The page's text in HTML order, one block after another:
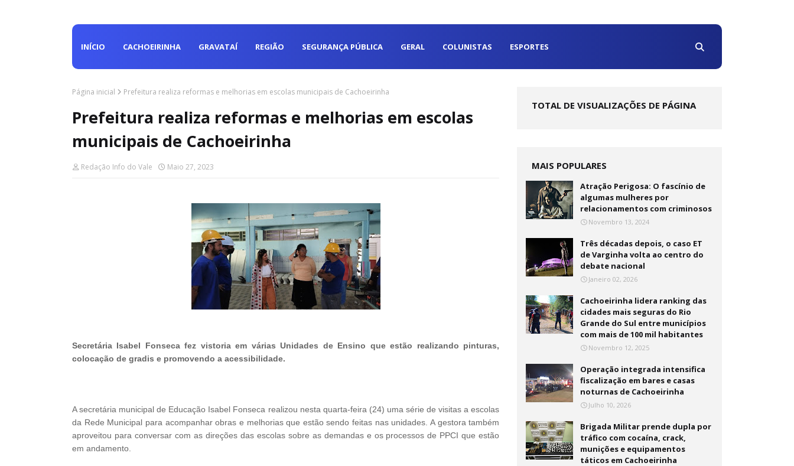
INÍCIO CACHOEIRINHA GRAVATAÍ REGIÃO SEGURANÇA PÚBLICA GERAL COLUNISTAS ESPORTES
Página inicial Prefeitura realiza reformas e melhorias em escolas municipais de Cachoeirinha
Prefeitura realiza reformas e melhorias em escolas
municipais de Cachoeirinha
Redação Info do Vale Maio 27, 2023
Secretária Isabel Fonseca fez vistoria em várias Unidades de Ensino que estão realizando pinturas,
colocação de gradis e promovendo a acessibilidade.
A secretária municipal de Educação Isabel Fonseca realizou nesta quarta-feira (24) uma série de visitas a escolas
da Rede Municipal para acompanhar obras e melhorias que estão sendo feitas nas unidades. A gestora também
aproveitou para conversar com as direções das escolas sobre as demandas e os processos de PPCI que estão
em andamento.
TOTAL DE VISUALIZAÇÕES DE PÁGINA
MAIS POPULARES
Atração Perigosa: O fascínio de
algumas mulheres por
relacionamentos com criminosos
Novembro 13, 2024
Três décadas depois, o caso ET
de Varginha volta ao centro do
debate nacional
Janeiro 02, 2026
Cachoeirinha lidera ranking das
cidades mais seguras do Rio
Grande do Sul entre municípios
com mais de 100 mil habitantes
Novembro 12, 2025
Operação integrada intensifica
fiscalização em bares e casas
noturnas de Cachoeirinha
Julho 10, 2026
Brigada Militar prende dupla por
tráfico com cocaína, crack,
munições e equipamentos
táticos em Cachoeirinha